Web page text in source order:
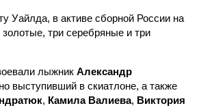
Уайлда, в активе сборной России на
три серебряные и три
лыжник Александр
выступивший в скиатлоне, а также
, Камила Валиева, Виктория